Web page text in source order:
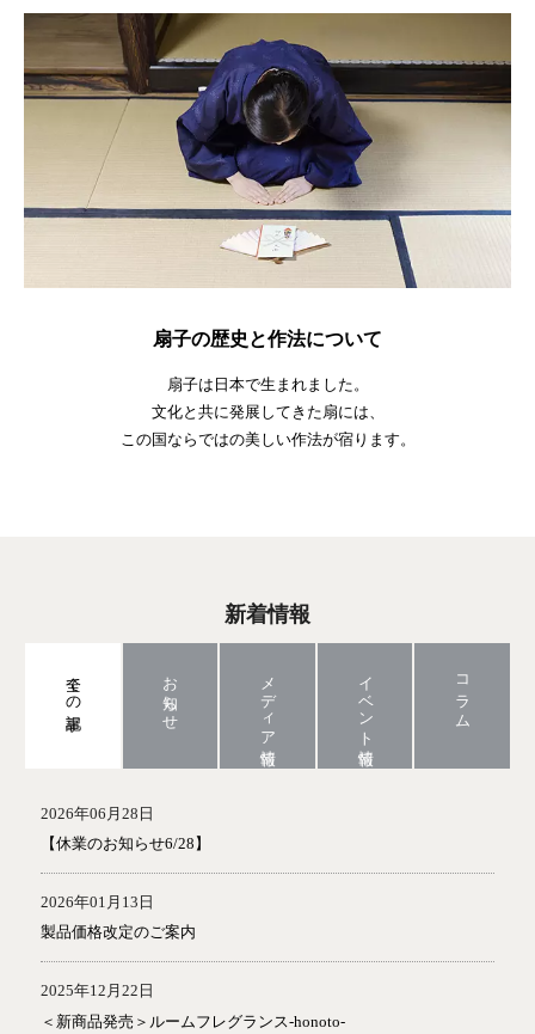
扇子の歴史と作法について
扇子は日本で生まれました。
文化と共に発展してきた扇には、
この国ならではの美しい作法が宿ります。
新着情報
全ての記事 お知らせ メディア情報 イベント情報 コラム
2026年06月28日
【休業のお知らせ6/28】
2026年01月13日
製品価格改定のご案内
2025年12月22日
＜新商品発売＞ルームフレグランス‐honoto‐